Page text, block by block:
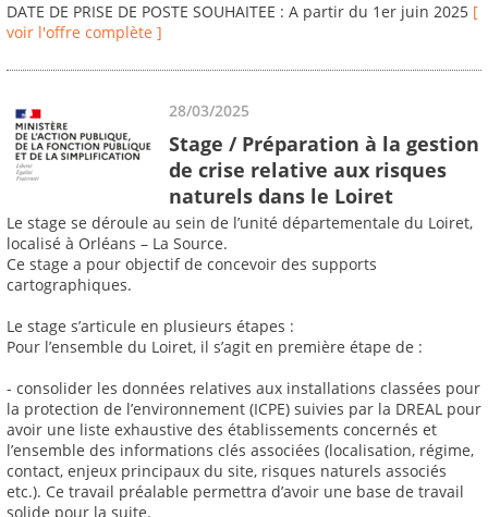
DATE DE PRISE DE POSTE SOUHAITEE : A partir du 1er juin 2025 [
voir l'offre complète ]
28/03/2025
Stage / Préparation à la gestion
de crise relative aux risques
naturels dans le Loiret
Le stage se déroule au sein de l’unité départementale du Loiret,
localisé à Orléans – La Source.
Ce stage a pour objectif de concevoir des supports
cartographiques.
Le stage s’articule en plusieurs étapes :
Pour l’ensemble du Loiret, il s’agit en première étape de :
- consolider les données relatives aux installations classées pour
la protection de l’environnement (ICPE) suivies par la DREAL pour
avoir une liste exhaustive des établissements concernés et
l’ensemble des informations clés associées (localisation, régime,
contact, enjeux principaux du site, risques naturels associés
etc.). Ce travail préalable permettra d’avoir une base de travail
solide pour la suite.